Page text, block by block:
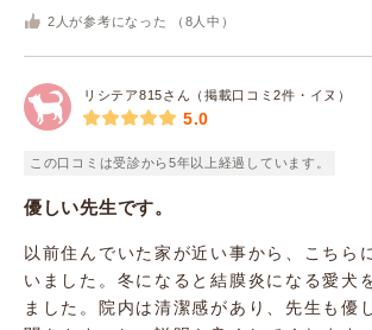
2 人が参考になった （ 8 人中）
リシテア815さん（掲載口コミ2件・イヌ）
5.0
この口コミは受診から5年以上経過しています。
優しい先生です。
以前住んでいた家が近い事から、こちら
いました。冬になると結膜炎になる愛犬
ました。院内は清潔感があり、先生も優